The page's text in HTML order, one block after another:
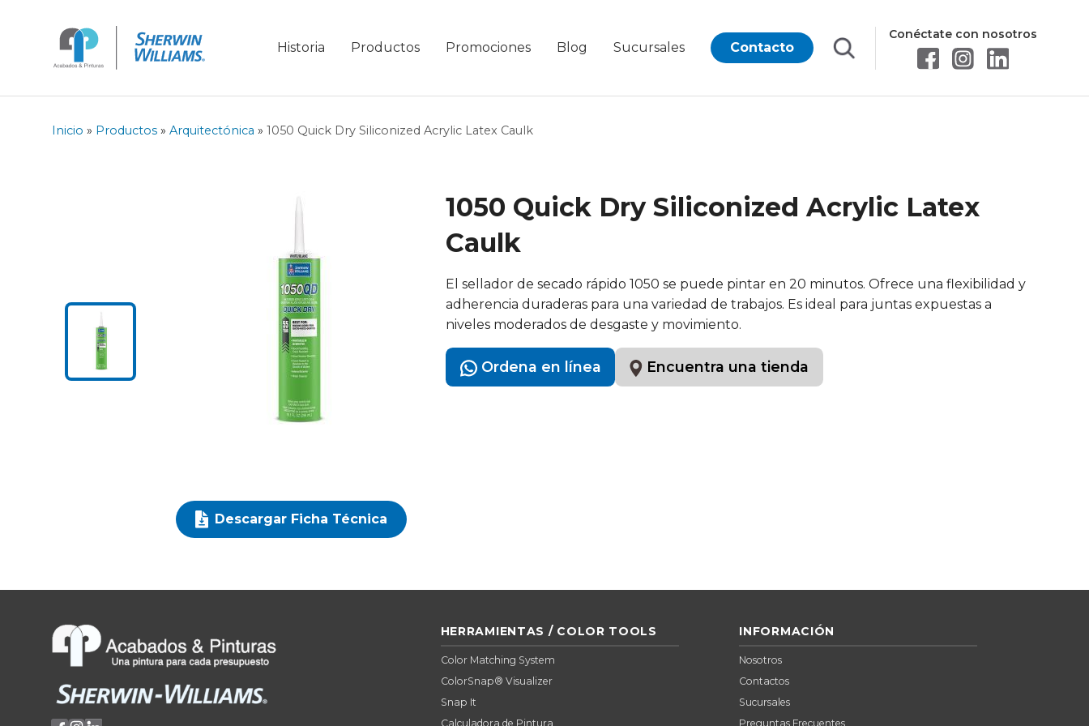
Historia Productos Promociones Blog Sucursales Contacto
Conéctate con nosotros
Inicio » Productos » Arquitectónica » 1050 Quick Dry Siliconized Acrylic Latex Caulk
Descargar Ficha Técnica
1050 Quick Dry Siliconized Acrylic Latex
Caulk
El sellador de secado rápido 1050 se puede pintar en 20 minutos. Ofrece una flexibilidad y
adherencia duraderas para una variedad de trabajos. Es ideal para juntas expuestas a
niveles moderados de desgaste y movimiento.
Ordena en línea Encuentra una tienda
HERRAMIENTAS / COLOR TOOLS
Color Matching System
ColorSnap® Visualizer
Snap It
Calculadora de Pintura
INFORMACIÓN
Nosotros
Contactos
Sucursales
Preguntas Frecuentes